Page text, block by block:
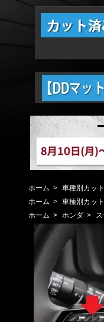
ホーム > 車種別カッ
ホーム > 車種別カッ
ホーム > ホンダ >